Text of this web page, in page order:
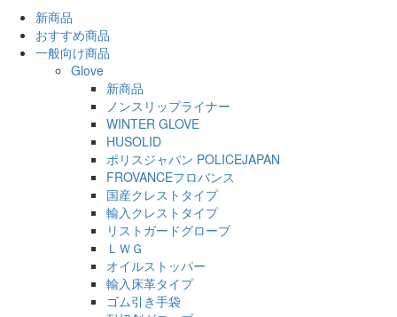
新商品
おすすめ商品
一般向け商品
Glove
新商品
ノンスリップライナー
WINTER GLOVE
HUSOLID
ポリスジャパン POLICEJAPAN
FROVANCEフロバンス
国産クレストタイプ
輸入クレストタイプ
リストガードグローブ
ＬＷＧ
オイルストッパー
輸入床革タイプ
ゴム引き手袋